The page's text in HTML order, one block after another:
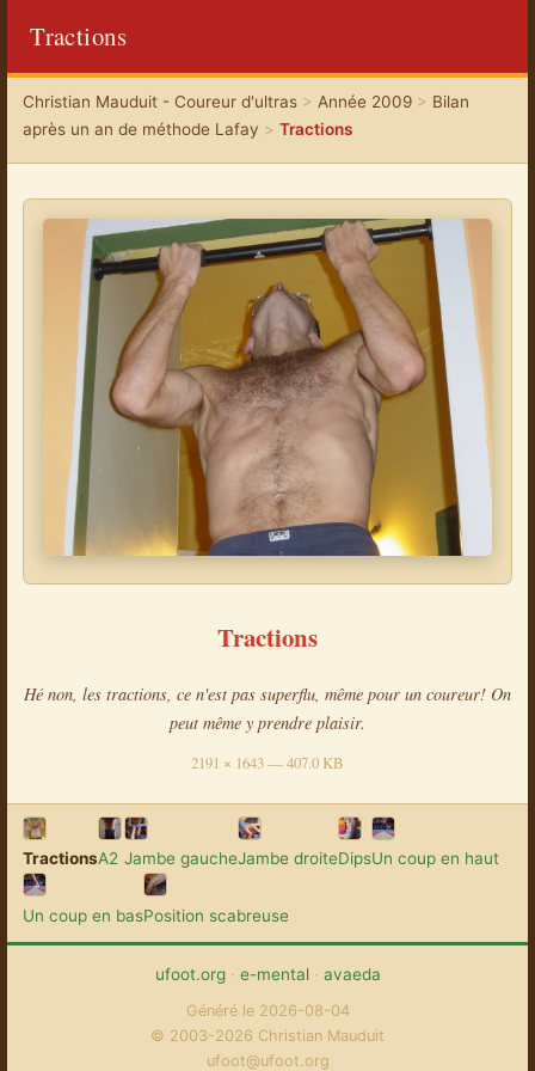
Tractions
Christian Mauduit - Coureur d'ultras> Année 2009> Bilan
après un an de méthode Lafay > Tractions
Tractions
Hé non, les tractions, ce n'est pas superflu, même pour un coureur! On
peut même y prendre plaisir.
2191 × 1643 — 407.0 KB
TractionsA2 Jambe gaucheJambe droiteDipsUn coup en haut
Un coup en basPosition scabreuse
ufoot.org· e-mental· avaeda
Généré le 2026-08-04
© 2003-2026 Christian Mauduit
ufoot@ufoot.org